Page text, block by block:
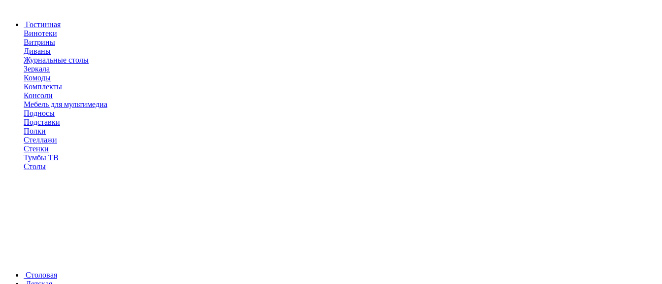
Гостинная
Винотеки
Витрины
Диваны
Журнальные столы
Зеркала
Комоды
Комплекты
Консоли
Мебель для мультимедиа
Подносы
Подставки
Полки
Стеллажи
Стенки
Тумбы ТВ
Столы
Столовая